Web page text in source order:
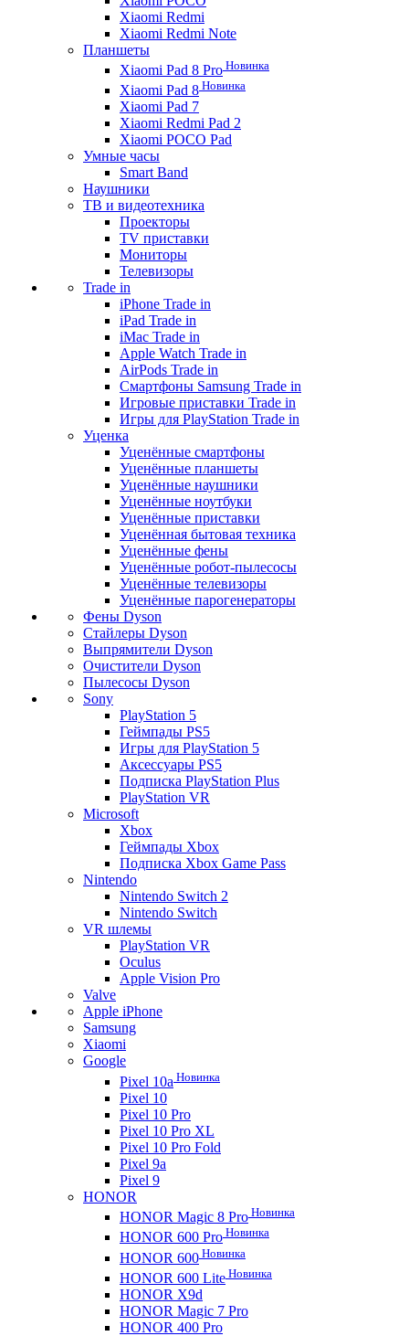
Xiaomi Redmi
Xiaomi Redmi Note
Планшеты
Xiaomi Pad 8 Pro Новинка
Xiaomi Pad 8 Новинка
Xiaomi Pad 7
Xiaomi Redmi Pad 2
Xiaomi POCO Pad
Умные часы
Smart Band
Наушники
ТВ и видеотехника
Проекторы
TV приставки
Мониторы
Телевизоры
Trade in
iPhone Trade in
iPad Trade in
iMac Trade in
Apple Watch Trade in
AirPods Trade in
Смартфоны Samsung Trade in
Игровые приставки Trade in
Игры для PlayStation Trade in
Уценка
Уценённые смартфоны
Уценённые планшеты
Уценённые наушники
Уценённые ноутбуки
Уценённые приставки
Уценённая бытовая техника
Уценённые фены
Уценённые робот-пылесосы
Уценённые телевизоры
Уценённые парогенераторы
Фены Dyson
Стайлеры Dyson
Выпрямители Dyson
Очистители Dyson
Пылесосы Dyson
Sony
PlayStation 5
Геймпады PS5
Игры для PlayStation 5
Аксессуары PS5
Подписка PlayStation Plus
PlayStation VR
Microsoft
Xbox
Геймпады Xbox
Подписка Xbox Game Pass
Nintendo
Nintendo Switch 2
Nintendo Switch
VR шлемы
PlayStation VR
Oculus
Apple Vision Pro
Valve
Apple iPhone
Samsung
Xiaomi
Google
Pixel 10a Новинка
Pixel 10
Pixel 10 Pro
Pixel 10 Pro XL
Pixel 10 Pro Fold
Pixel 9a
Pixel 9
HONOR
HONOR Magic 8 Pro Новинка
HONOR 600 Pro Новинка
HONOR 600 Новинка
HONOR 600 Lite Новинка
HONOR X9d
HONOR Magic 7 Pro
HONOR 400 Pro